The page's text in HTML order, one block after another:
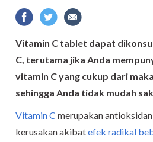
Vitamin C tablet dapat
C, terutama jika Anda
vitamin C yang cukup dari
sehingga Anda tidak mudah
Vitamin C merupakan
kerusakan akibatefek radikal